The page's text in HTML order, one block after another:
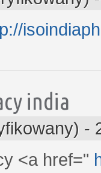
india
-
<a href="